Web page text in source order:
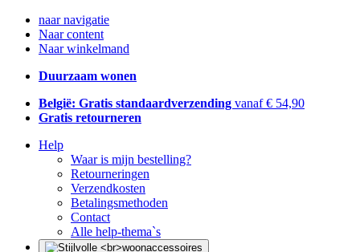
naar navigatie
Naar content
Naar winkelmand
Duurzaam wonen
België: Gratis standaardverzending vanaf € 54,90
Gratis retourneren
Help
Waar is mijn bestelling?
Retourneringen
Verzendkosten
Betalingsmethoden
Contact
Alle help-thema`s